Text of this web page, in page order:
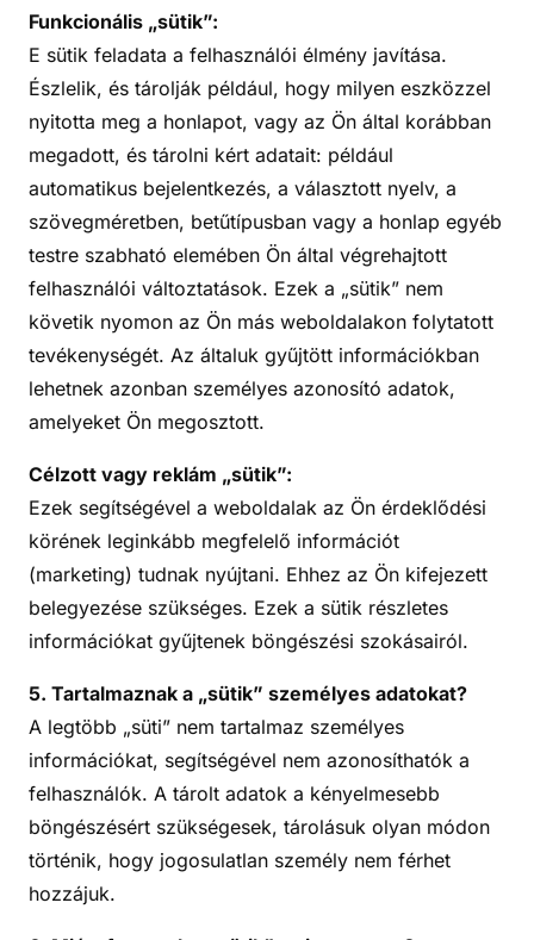
Funkcionális „sütik”:
E sütik feladata a felhasználói élmény javítása.
Észlelik, és tárolják például, hogy milyen eszközzel
nyitotta meg a honlapot, vagy az Ön által korábban
megadott, és tárolni kért adatait: például
automatikus bejelentkezés, a választott nyelv, a
szövegméretben, betűtípusban vagy a honlap egyéb
testre szabható elemében Ön által végrehajtott
felhasználói változtatások. Ezek a „sütik” nem
követik nyomon az Ön más weboldalakon folytatott
tevékenységét. Az általuk gyűjtött információkban
lehetnek azonban személyes azonosító adatok,
amelyeket Ön megosztott.
Célzott vagy reklám „sütik”:
Ezek segítségével a weboldalak az Ön érdeklődési
körének leginkább megfelelő információt
(marketing) tudnak nyújtani. Ehhez az Ön kifejezett
belegyezése szükséges. Ezek a sütik részletes
információkat gyűjtenek böngészési szokásairól.
5. Tartalmaznak a „sütik” személyes adatokat?
A legtöbb „süti” nem tartalmaz személyes
információkat, segítségével nem azonosíthatók a
felhasználók. A tárolt adatok a kényelmesebb
böngészésért szükségesek, tárolásuk olyan módon
történik, hogy jogosulatlan személy nem férhet
hozzájuk.